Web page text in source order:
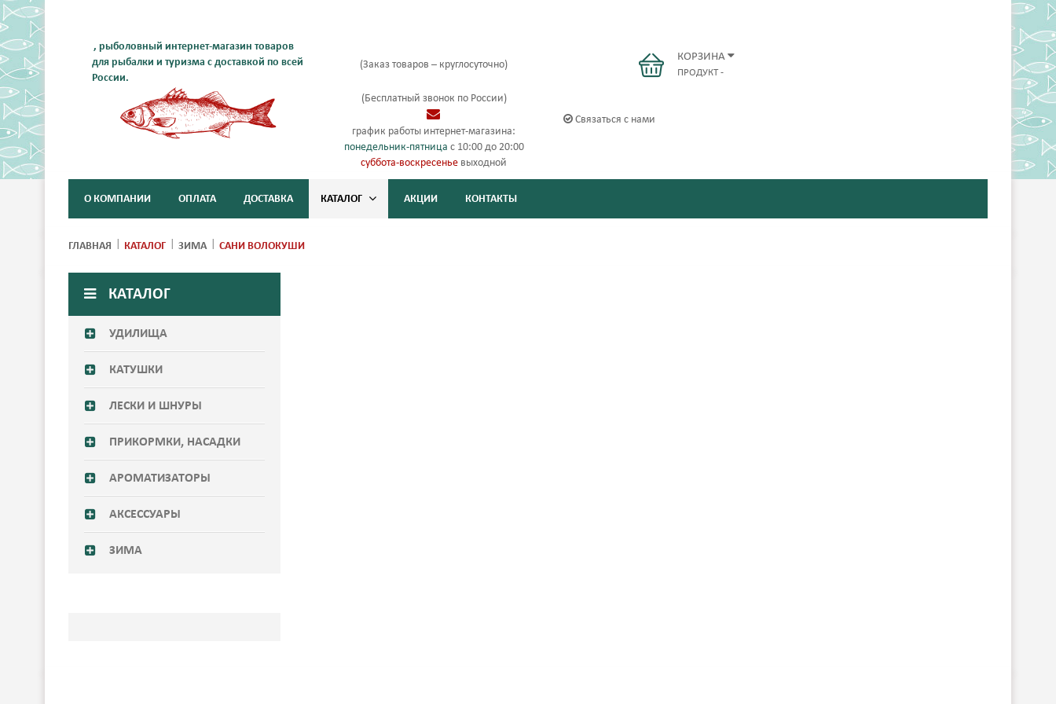
, рыболовный интернет-магазин товаров
для рыбалки и туризма с доставкой по всей
России.
(Заказ товаров – круглосуточно)
(Бесплатный звонок по России)
график работы интернет-магазина:
понедельник-пятница с 10:00 до 20:00
суббота-воскресенье выходной
КОРЗИНА
ПРОДУКТ-
Связаться с нами
О КОМПАНИИ ОПЛАТА ДОСТАВКА КАТАЛОГ АКЦИИ КОНТАКТЫ
ГЛАВНАЯ КАТАЛОГ ЗИМА САНИ ВОЛОКУШИ
КАТАЛОГ
УДИЛИЩА
КАТУШКИ
ЛЕСКИ И ШНУРЫ
ПРИКОРМКИ, НАСАДКИ
АРОМАТИЗАТОРЫ
АКСЕССУАРЫ
ЗИМА